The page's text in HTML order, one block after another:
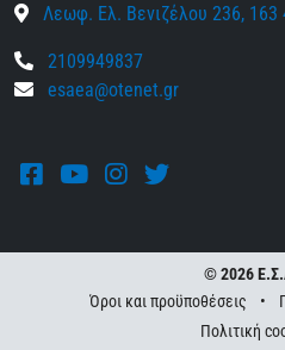
Λεωφ. Ελ. Βενιζέλου 236, 163
2109949837
esaea@otenet.gr
FacebookYoutubeInstagram
Twitter
© 2026
Όροι και προϋποθέσεις
•
Πολιτική